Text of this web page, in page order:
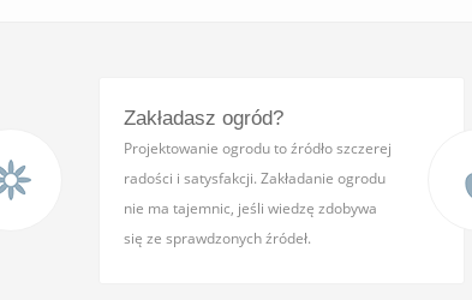
Zakładasz ogród?
Projektowanie ogrodu to źródło szczerej
radości i satysfakcji. Zakładanie ogrodu
nie ma tajemnic, jeśli wiedzę zdobywa
się ze sprawdzonych źródeł.